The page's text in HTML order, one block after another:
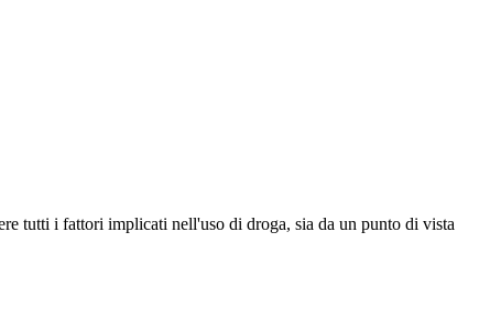
tutti i fattori implicati nell'uso di droga, sia da un punto di vista